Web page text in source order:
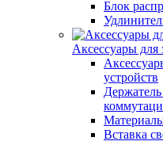
Блок
Аксессуары для
устройств
Вставка